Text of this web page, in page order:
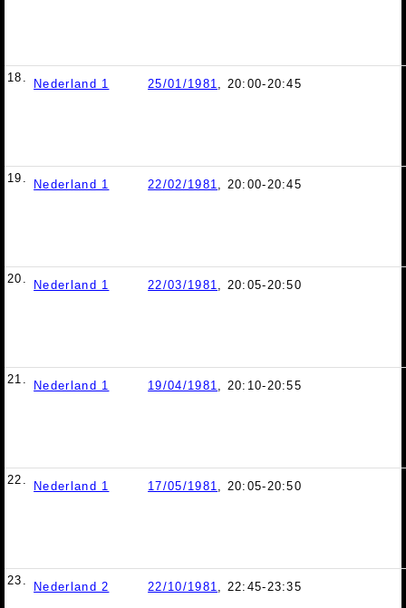
18. Nederland 1 25/01/1981, 20:00-20:45
19. Nederland 1 22/02/1981, 20:00-20:45
20. Nederland 1 22/03/1981, 20:05-20:50
21. Nederland 1 19/04/1981, 20:10-20:55
22. Nederland 1 17/05/1981, 20:05-20:50
23. Nederland 2 22/10/1981, 22:45-23:35